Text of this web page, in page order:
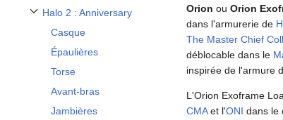
Halo 2 : Anniversary
Afficher / masquer la sous-section Halo 2 : Anniversary
Casque
Épaulières
Torse
Avant-bras
Jambières
Orion ou Orion
dans l'armurerie de
The Master Chief
déblocable dans le
inspirée de l'armure
L'Orion Exoframe
CMAet l'ONI dans le